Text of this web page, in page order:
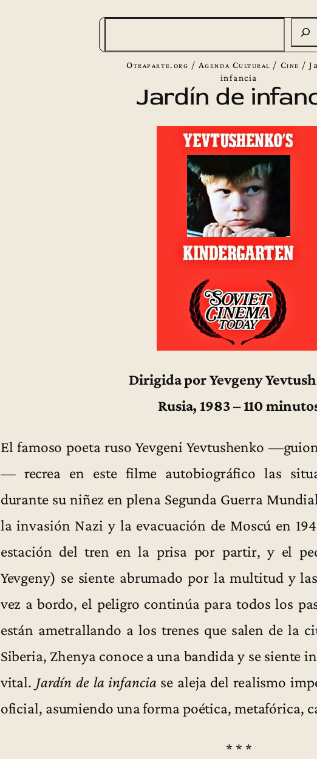
Otraparte.org / Agenda Cultural / Cine /
infancia
Jardín de
Dirigida por Yevgeny
Rusia, 1983 – 110
El famoso poeta ruso Yevgeni Yevtushenko
— recrea en este filme autobiográfico las
durante su niñez en plena Segunda Guerra
la invasión Nazi y la evacuación de Moscú en
estación del tren en la prisa por partir, y el
Yevgeny) se siente abrumado por la multitud y
vez a bordo, el peligro continúa para todos los
están ametrallando a los trenes que salen de la
Siberia, Zhenya conoce a una bandida y se siente
vital. Jardín de la infanciase aleja del realismo
oficial, asumiendo una forma poética, metafórica,
* * *